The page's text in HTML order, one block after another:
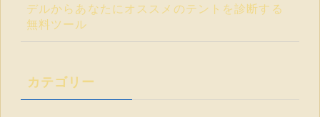
デルからあなたにオススメのテントを診断する
無料ツール
カテゴリー